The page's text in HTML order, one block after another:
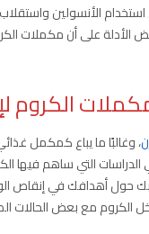
الأنسولين
الأدلة على أن مكملات
الكروم
، وغالبًا ما يباع كمكمل
التي ساهم فيها
حول أهدافك في إنقاص
الكروم مع بعض الحالات